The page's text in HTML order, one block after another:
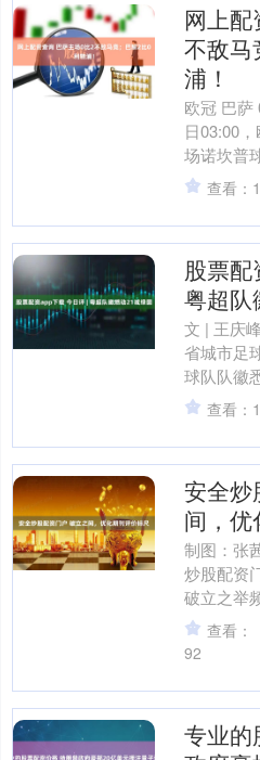
网上
不敌马
浦！
欧冠 巴萨
日03:00
场诺坎普
拉什福德
掉，....
查看：
股票
粤超队
文 | 王庆
省城市足
球队队徽
点。队徽
文化的具
查看：
安全炒
间，优
制图：张
炒股配资
破立之举
国科学院
发布期刊
查看：
92
专业的